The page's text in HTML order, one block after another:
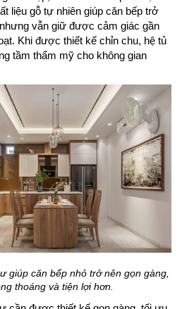
tự nhiên cao cấp mang đến vẻ đẹp
chắn và ấm cúng cho căn bếp.
nhiên cao cấp thường gây ấn
vân đẹp, màu sắc ấm áp và độ
liệu gỗ tự nhiên giúp căn bếp trở
vẫn giữ được cảm giác gần
Khi được thiết kế chỉn chu, hệ tủ
tầm thẩm mỹ cho không gian